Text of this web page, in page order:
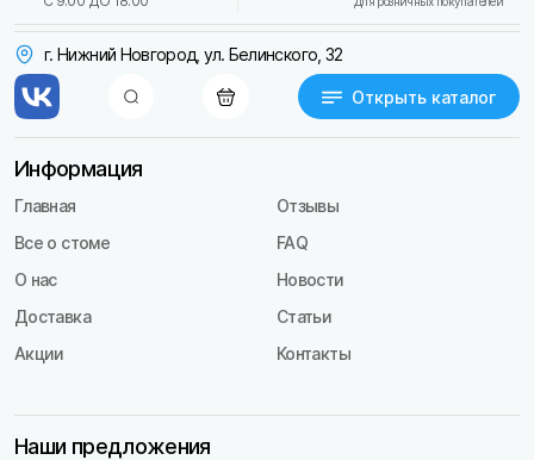
г. Нижний Новгород, ул. Белинского, 32
Открыть каталог
Информация
Главная
Все о стоме
О нас
Доставка
Акции
Отзывы
FAQ
Новости
Статьи
Контакты
Наши предложения